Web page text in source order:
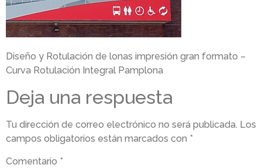
Diseño y Rotulación de lonas impresión gran formato –
Curva Rotulación Integral Pamplona
Deja una respuesta
Tu dirección de correo electrónico no será publicada. Los
campos obligatorios están marcados con *
Comentario *